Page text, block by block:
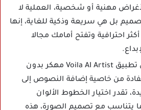
مهنية أو شخصية، العملية لا
بل هي سريعة وذكية للغاية، إنها
احترافية وتفتح أمامك مجالا
تحميل تطبيق Voila AI Artist مهكر بدون
من خاصية إضافة النصوص إلى
تقدر اختيار الخطوط الألوان
يتناسب مع تصميم الصورة، هذه